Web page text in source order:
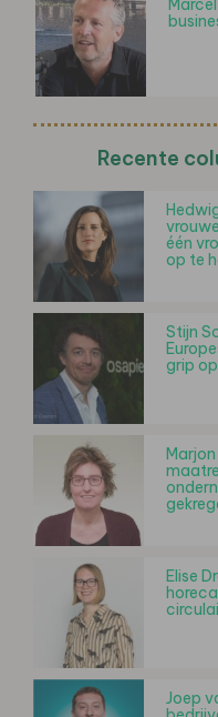
Recente
één
op te
Stijn
grip
Elise
Joep